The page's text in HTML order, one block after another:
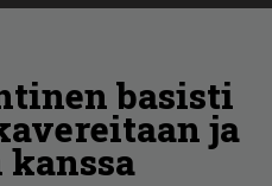
basisti
ja